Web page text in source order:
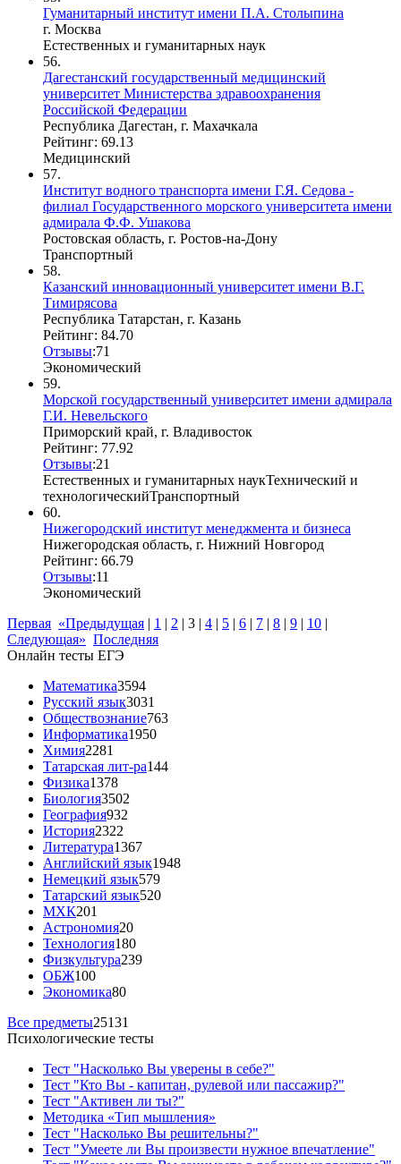
Гуманитарный институт имени П.А. Столыпина
г. Москва
Естественных и гуманитарных наук
56.
Дагестанский государственный медицинский
университет Министерства здравоохранения
Российской Федерации
Республика Дагестан, г. Махачкала
Рейтинг: 69.13
Медицинский
57.
Институт водного транспорта имени Г.Я. Седова -
филиал Государственного морского университета имени
адмирала Ф.Ф. Ушакова
Ростовская область, г. Ростов-на-Дону
Транспортный
58.
Казанский инновационный университет имени В.Г.
Тимирясова
Республика Татарстан, г. Казань
Рейтинг: 84.70
Отзывы:71
Экономический
59.
Морской государственный университет имени адмирала
Г.И. Невельского
Приморский край, г. Владивосток
Рейтинг: 77.92
Отзывы:21
Естественных и гуманитарных наукТехнический и
технологическийТранспортный
60.
Нижегородский институт менеджмента и бизнеса
Нижегородская область, г. Нижний Новгород
Рейтинг: 66.79
Отзывы:11
Экономический
Первая «Предыдущая | 1 | 2 | 3 | 4 | 5 | 6 | 7 | 8 | 9 | 10 |
Следующая» Последняя
Онлайн тесты ЕГЭ
Математика3594
Русский язык3031
Обществознание763
Информатика1950
Химия2281
Татарская лит-ра144
Физика1378
Биология3502
География932
История2322
Литература1367
Английский язык1948
Немецкий язык579
Татарский язык520
МХК201
Астрономия20
Технология180
Физкультура239
ОБЖ100
Экономика80
Все предметы25131
Психологические тесты
Тест "Насколько Вы уверены в себе?"
Тест "Кто Вы - капитан, рулевой или пассажир?"
Тест "Активен ли ты?"
Методика «Тип мышления»
Тест "Насколько Вы решительны?"
Тест "Умеете ли Вы произвести нужное впечатление"